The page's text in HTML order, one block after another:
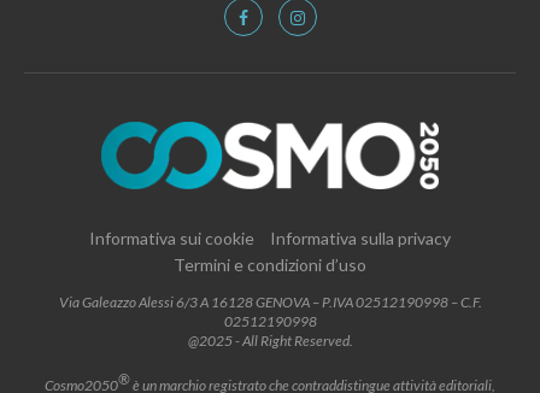
Informativa sui cookie
Informativa sulla privacy
Termini e condizioni d’uso
Via Galeazzo Alessi 6/3 A 16128 GENOVA – P.IVA 02512190998 – C.F.
02512190998
@2025 - All Right Reserved.
Cosmo2050®è un marchio registrato che contraddistingue attività editoriali,